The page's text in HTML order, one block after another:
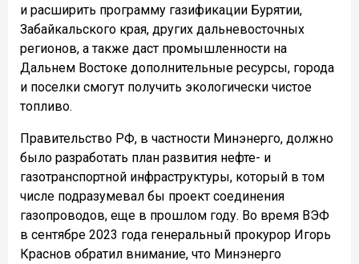
и расширить программу газификации Бурятии,
Забайкальского края, других дальневосточных
регионов, а также даст промышленности на
Дальнем Востоке дополнительные ресурсы, города
и поселки смогут получить экологически чистое
топливо.
Правительство РФ, в частности Минэнерго, должно
было разработать план развития нефте- и
газотранспортной инфраструктуры, который в том
числе подразумевал бы проект соединения
газопроводов, еще в прошлом году. Во время ВЭФ
в сентябре 2023 года генеральный прокурор Игорь
Краснов обратил внимание, что Минэнерго